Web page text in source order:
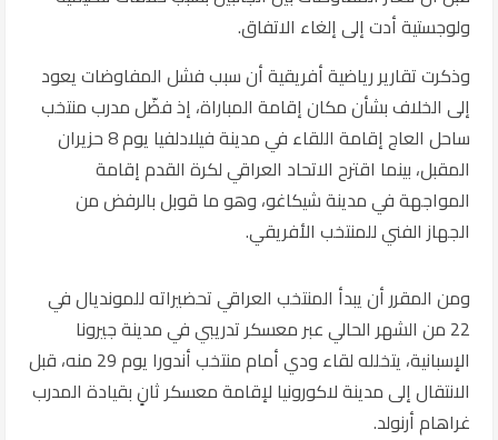
ولوجستية أدت إلى إلغاء الاتفاق.
وذكرت تقارير رياضية أفريقية أن سبب فشل المفاوضات يعود
إلى الخلاف بشأن مكان إقامة المباراة، إذ فضّل مدرب منتخب
ساحل العاج إقامة اللقاء في مدينة فيلادلفيا يوم 8 حزيران
المقبل، بينما اقترح الاتحاد العراقي لكرة القدم إقامة
المواجهة في مدينة شيكاغو، وهو ما قوبل بالرفض من
الجهاز الفني للمنتخب الأفريقي.
ومن المقرر أن يبدأ المنتخب العراقي تحضيراته للمونديال في
22 من الشهر الحالي عبر معسكر تدريبي في مدينة جيرونا
الإسبانية، يتخلله لقاء ودي أمام منتخب أندورا يوم 29 منه، قبل
الانتقال إلى مدينة لاكورونيا لإقامة معسكر ثانٍ بقيادة المدرب
غراهام أرنولد.